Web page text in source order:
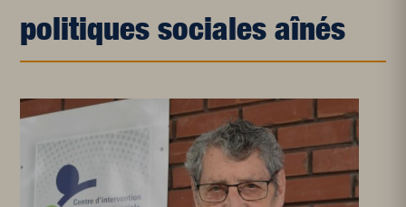
politiques sociales aînés